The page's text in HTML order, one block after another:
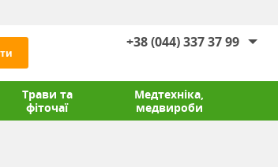
+38 (044) 337 37 99
Трави та
фіточаї
Медтехніка,
медвироби